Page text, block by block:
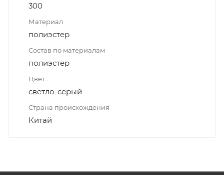
300
Материал
полиэстер
Состав по материалам
полиэстер
Цвет
светло-серый
Страна происхождения
Китай